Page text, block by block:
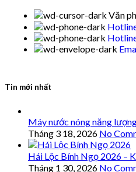
Văn
Tin mới nhất
Máy nước nóng năng
Tháng 3 18, 2026 No
Hái Lộc Bính Ngọ 2026 –
Tháng 1 30, 2026 No